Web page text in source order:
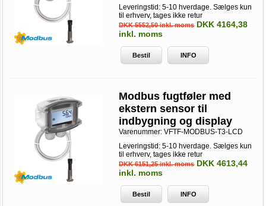
Leveringstid: 5-10 hverdage. Sælges kun
til erhverv, tages ikke retur
DKK 5552,50 inkl. moms DKK 4164,38
inkl. moms
Bestil INFO
Modbus fugtføler med
ekstern sensor til
indbygning og display
Varenummer:VFTF-MODBUS-T3-LCD
Leveringstid: 5-10 hverdage. Sælges kun
til erhverv, tages ikke retur
DKK 6151,25 inkl. moms DKK 4613,44
inkl. moms
Bestil INFO